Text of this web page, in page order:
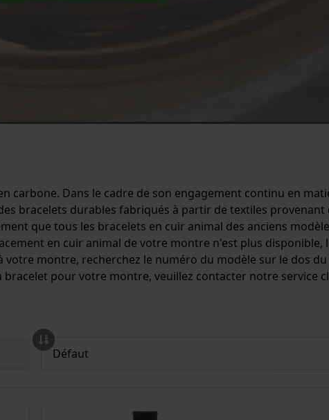
carbone. Dans le cadre de son engagement continu en
bracelets durables fabriqués à partir de textiles
que tous les bracelets en cuir animal des anciens
en cuir animal de votre montre n'est plus disponible,
montre, recherchez le numéro du modèle sur le dos
pour votre montre, veuillez contacter notre service